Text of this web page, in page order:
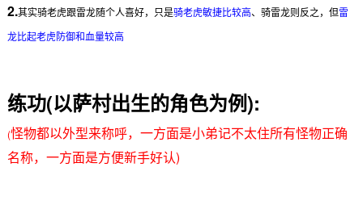
2.其实骑老虎跟雷龙随个人喜好，只是骑老虎敏捷比较高、骑雷龙则反之，但雷
龙比起老虎防御和血量较高
练功(以萨村出生的角色为例):
(怪物都以外型来称呼，一方面是小弟记不太住所有怪物正确
名称，一方面是方便新手好认)